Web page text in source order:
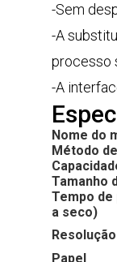
-Sem
-A
processo
-A
Nome do
Método
Tamanho
Tempo
a seco)
Papel